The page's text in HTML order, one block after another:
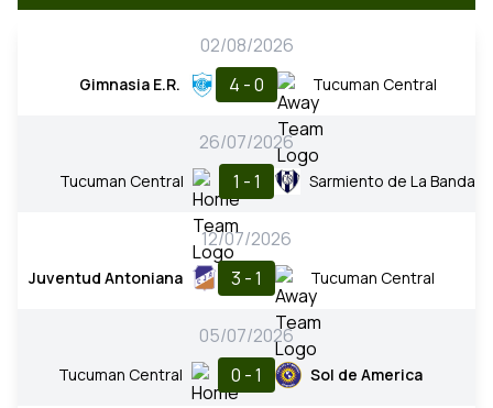
02/08/2026
Gimnasia E.R. 4 - 0 Tucuman Central
26/07/2026
Tucuman Central 1 - 1 Sarmiento de La Banda
12/07/2026
Juventud Antoniana 3 - 1 Tucuman Central
05/07/2026
Tucuman Central 0 - 1 Sol de America